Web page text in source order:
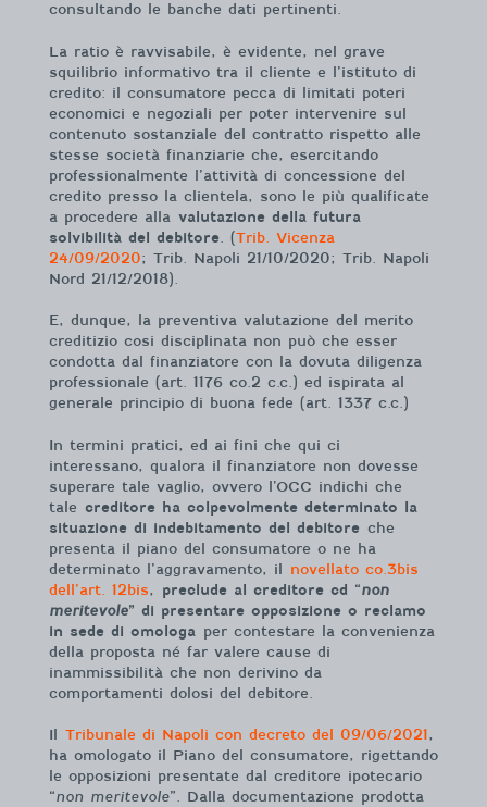
consultando le banche dati pertinenti.
La ratio è ravvisabile, è evidente, nel grave
squilibrio informativo tra il cliente e l’istituto di
credito: il consumatore pecca di limitati poteri
economici e negoziali per poter intervenire sul
contenuto sostanziale del contratto rispetto alle
stesse società finanziarie che, esercitando
professionalmente l’attività di concessione del
credito presso la clientela, sono le più qualificate
a procedere alla valutazione della futura
solvibilità del debitore . (Trib. Vicenza
24/09/2020; Trib. Napoli 21/10/2020; Trib. Napoli
Nord 21/12/2018).
E, dunque, la preventiva valutazione del merito
creditizio cosi disciplinata non può che esser
condotta dal finanziatore con la dovuta diligenza
professionale (art. 1176 co.2 c.c.) ed ispirata al
generale principio di buona fede (art. 1337 c.c.)
In termini pratici, ed ai fini che qui ci
interessano, qualora il finanziatore non dovesse
superare tale vaglio, ovvero l’OCC indichi che
tale creditore ha colpevolmente determinato la
situazione di indebitamento del debitore che
presenta il piano del consumatore o ne ha
determinato l’aggravamento, il novellato co.3bis
dell’art. 12bis, preclude al creditore cd “non
meritevole” di presentare opposizione o reclamo
in sede di omologa per contestare la convenienza
della proposta né far valere cause di
inammissibilità che non derivino da
comportamenti dolosi del debitore.
Il Tribunale di Napoli con decreto del 09/06/2021 ,
ha omologato il Piano del consumatore, rigettando
le opposizioni presentate dal creditore ipotecario
“non meritevole”. Dalla documentazione prodotta